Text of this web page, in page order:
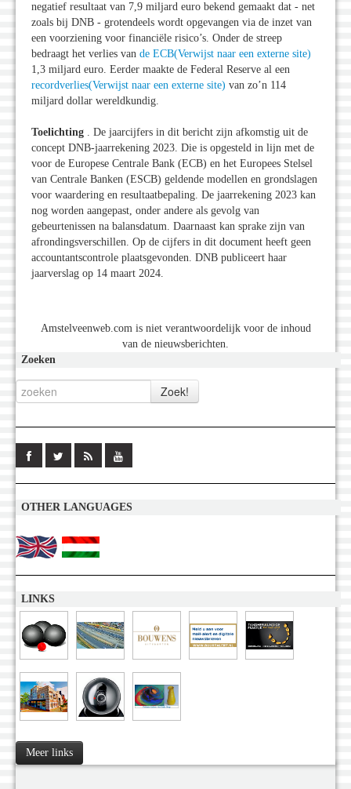
negatief resultaat van 7,9 miljard euro bekend gemaakt dat - net
zoals bij DNB - grotendeels wordt opgevangen via de inzet van
een voorziening voor financiële risico’s. Onder de streep
bedraagt het verlies van de ECB(Verwijst naar een externe site)
1,3 miljard euro. Eerder maakte de Federal Reserve al een
recordverlies(Verwijst naar een externe site) van zo’n 114
miljard dollar wereldkundig.
Toelichting . De jaarcijfers in dit bericht zijn afkomstig uit de
concept DNB-jaarrekening 2023. Die is opgesteld in lijn met de
voor de Europese Centrale Bank (ECB) en het Europees Stelsel
van Centrale Banken (ESCB) geldende modellen en grondslagen
voor waardering en resultaatbepaling. De jaarrekening 2023 kan
nog worden aangepast, onder andere als gevolg van
gebeurtenissen na balansdatum. Daarnaast kan sprake zijn van
afrondingsverschillen. Op de cijfers in dit document heeft geen
accountantscontrole plaatsgevonden. DNB publiceert haar
jaarverslag op 14 maart 2024.
Amstelveenweb.com is niet verantwoordelijk voor de inhoud
van de nieuwsberichten.
Zoeken
OTHER LANGUAGES
LINKS
Meer links